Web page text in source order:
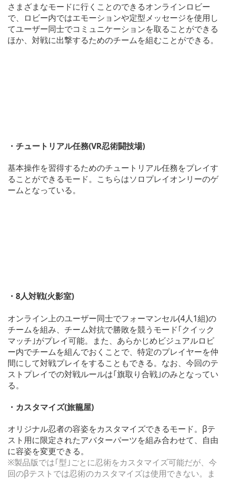
さまざまなモードに行くことのできるオンラインロビー
で、ロビー内ではエモーションや定型メッセージを使用し
てユーザー同士でコミュニケーションを取ることができる
ほか、対戦に出撃するためのチームを組むことができる。
・チュートリアル任務(VR忍術闘技場)
基本操作を習得するためのチュートリアル任務をプレイす
ることができるモード。こちらはソロプレイオンリーのゲ
ームとなっている。
・8人対戦(火影室)
オンライン上のユーザー同士でフォーマンセル(4人1組)の
チームを組み、チーム対抗で勝敗を競うモード｢クイック
マッチ｣がプレイ可能。また、あらかじめビジュアルロビ
ー内でチームを組んでおくことで、特定のプレイヤーを仲
間にして対戦プレイをすることもできる。なお、今回のテ
ストプレイでの対戦ルールは｢旗取り合戦｣のみとなってい
る。
・カスタマイズ(旅籠屋)
オリジナル忍者の容姿をカスタマイズできるモード。βテ
スト用に限定されたアバターパーツを組み合わせて、自由
に容姿を変更できる。
※製品版では｢型｣ごとに忍術をカスタマイズ可能だが、今
回のβテストでは忍術のカスタマイズは使用できない。ま